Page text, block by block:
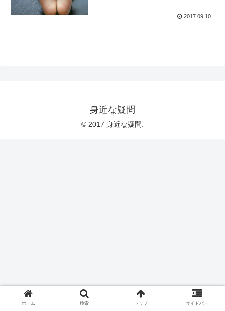
2017.09.10
身近な疑問
© 2017 身近な疑問.
ホーム 検索 トップ サイドバー